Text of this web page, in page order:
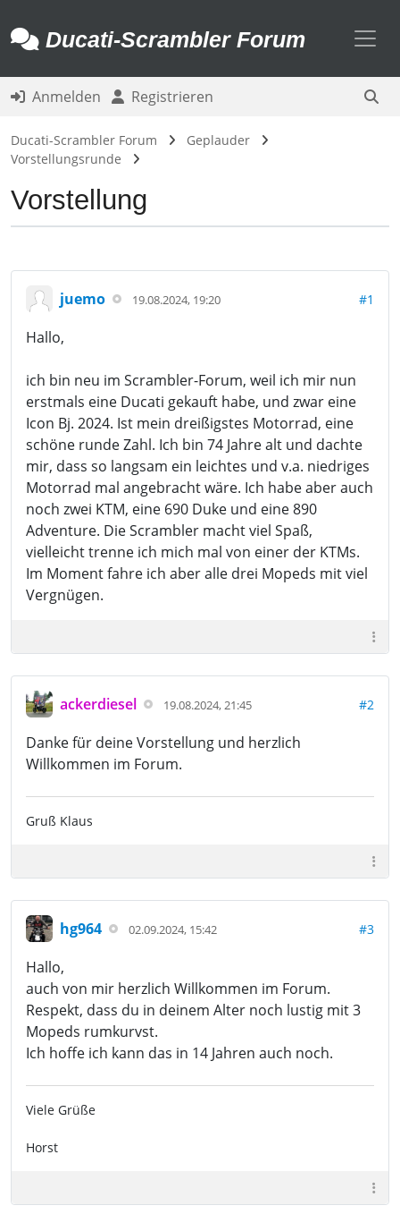
Ducati-Scrambler Forum
Anmelden Registrieren
Ducati-Scrambler Forum
Geplauder
Vorstellungsrunde
Vorstellung
juemo 19.08.2024, 19:20 #1
Hallo,
ich bin neu im Scrambler-Forum, weil ich mir nun
erstmals eine Ducati gekauft habe, und zwar eine
Icon Bj. 2024. Ist mein dreißigstes Motorrad, eine
schöne runde Zahl. Ich bin 74 Jahre alt und dachte
mir, dass so langsam ein leichtes und v.a. niedriges
Motorrad mal angebracht wäre. Ich habe aber auch
noch zwei KTM, eine 690 Duke und eine 890
Adventure. Die Scrambler macht viel Spaß,
vielleicht trenne ich mich mal von einer der KTMs.
Im Moment fahre ich aber alle drei Mopeds mit viel
Vergnügen.
ackerdiesel 19.08.2024, 21:45 #2
Danke für deine Vorstellung und herzlich
Willkommen im Forum.
Gruß Klaus
hg964 02.09.2024, 15:42 #3
Hallo,
auch von mir herzlich Willkommen im Forum.
Respekt, dass du in deinem Alter noch lustig mit 3
Mopeds rumkurvst.
Ich hoffe ich kann das in 14 Jahren auch noch.
Viele Grüße
Horst